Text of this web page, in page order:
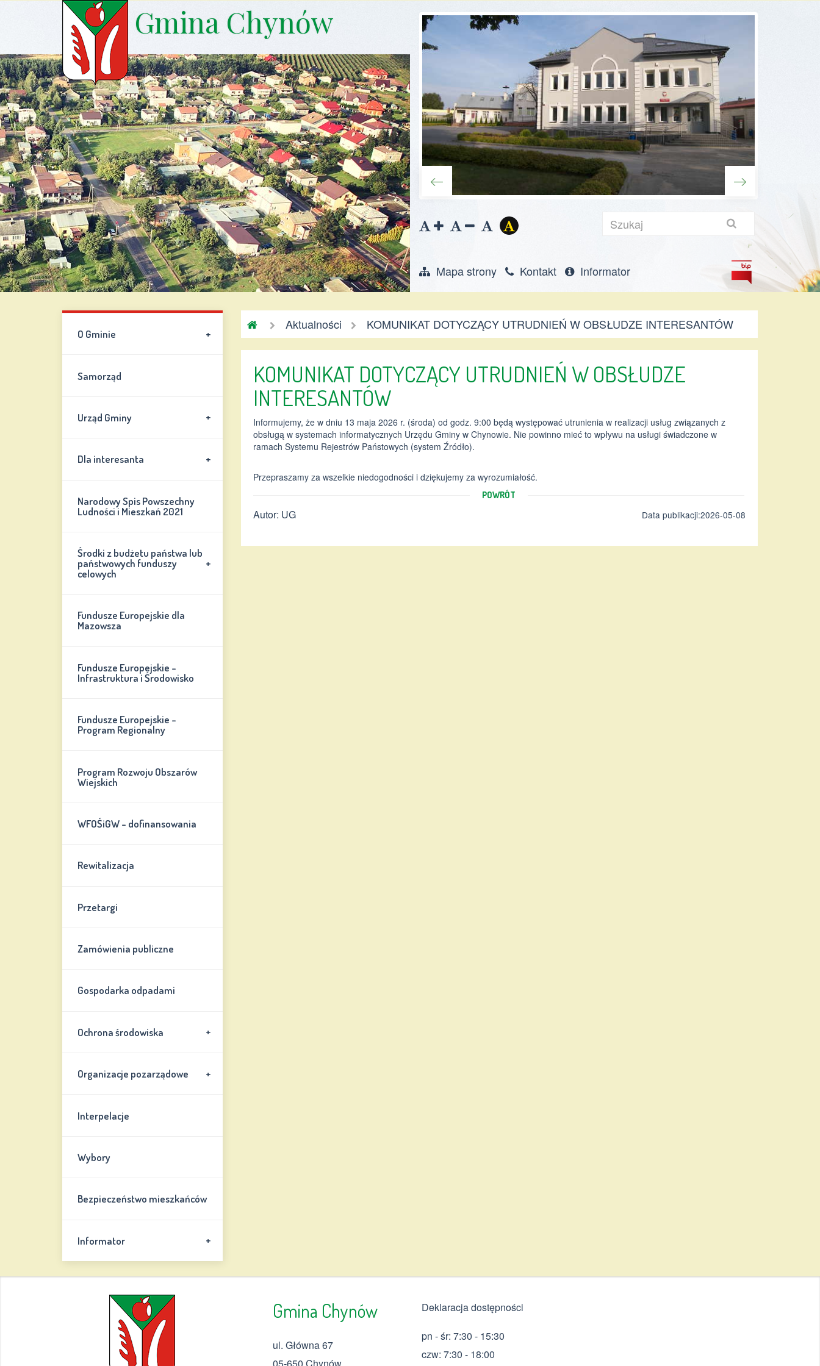
Gmina Chynów
ZwiększZmniejszZresetuj
Wersja
Szukaj
Mapa strony Kontakt Informator
+
O Gminie
Samorząd
+
Urząd Gminy
+
Dla interesanta
Narodowy Spis Powszechny
Ludności i Mieszkań 2021
+
Środki z budżetu państwa lub
państwowych funduszy
celowych
Fundusze Europejskie dla
Mazowsza
Fundusze Europejskie -
Infrastruktura i Środowisko
Fundusze Europejskie -
Program Regionalny
Program Rozwoju Obszarów
Wiejskich
WFOŚiGW - dofinansowania
Rewitalizacja
Przetargi
Zamówienia publiczne
Gospodarka odpadami
+
Ochrona środowiska
+
Organizacje pozarządowe
Interpelacje
Wybory
Bezpieczeństwo mieszkańców
+
Informator
Gmina
Chynów
Aktualności KOMUNIKAT DOTYCZĄCY UTRUDNIEŃ W OBSŁUDZE INTERESANTÓW
KOMUNIKAT DOTYCZĄCY UTRUDNIEŃ W OBSŁUDZE
INTERESANTÓW
Informujemy, że w dniu 13 maja 2026 r. (środa) od godz. 9:00 będą występować utrunienia w realizacji usług związanych z
obsługą w systemach informatycznych Urzędu Gminy w Chynowie. Nie powinno mieć to wpływu na usługi świadczone w
ramach Systemu Rejestrów Państowych (system Źródło).
Przepraszamy za wszelkie niedogodności i dziękujemy za wyrozumiałość.
POWRÓT
Autor: UG Data publikacji:2026-05-08
Gmina Chynów Deklaracja dostępności
ul. Główna 67
05-650 Chynów
pn - śr: 7:30 - 15:30
czw: 7:30 - 18:00